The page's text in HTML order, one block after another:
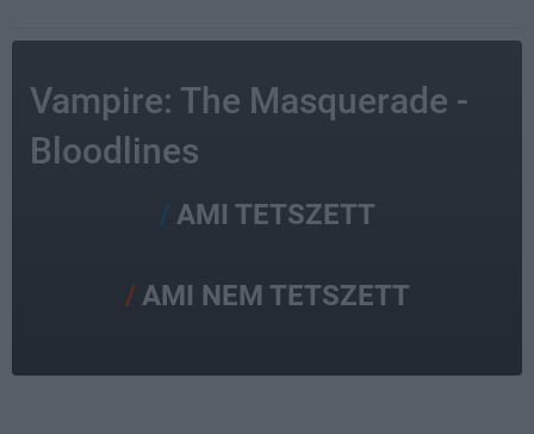
Vampire: The Masquerade -
Bloodlines
AMI TETSZETT
AMI NEM TETSZETT